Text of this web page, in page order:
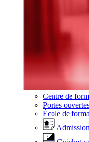
Centre de
Portes ouvertes
École de